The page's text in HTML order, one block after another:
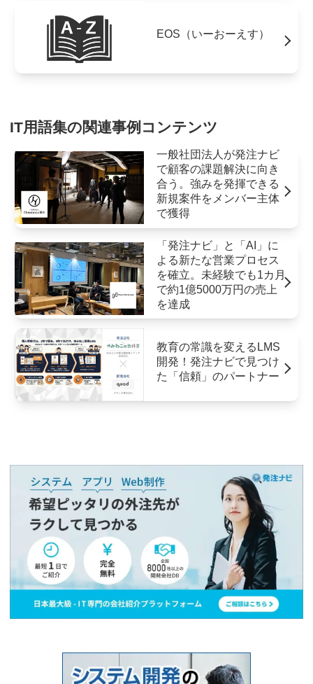
EOS（いーおーえす）
IT用語集の関連事例コンテンツ
一般社団法人が発注ナビ
で顧客の課題解決に向き
合う。強みを発揮できる
新規案件をメンバー主体
で獲得
「発注ナビ」と「AI」に
よる新たな営業プロセス
を確立。未経験でも1カ月
で約1億5000万円の売上
を達成
教育の常識を変えるLMS
開発！発注ナビで見つけ
た「信頼」のパートナー